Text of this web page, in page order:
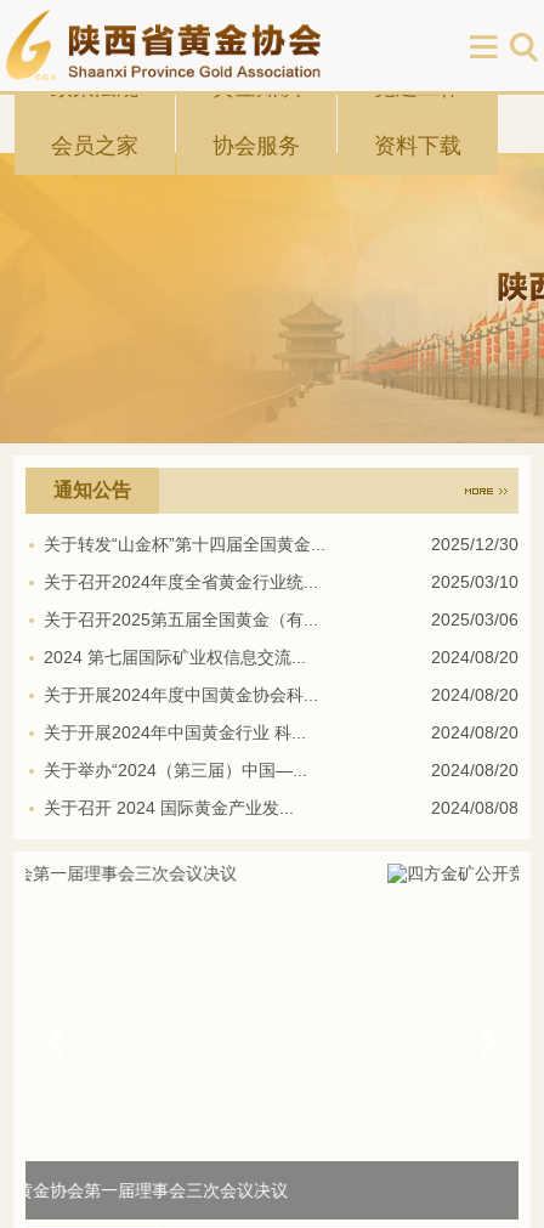
协会首页 协会概况
政策法规 黄金知识 党建工作
会员之家 协会服务 资料下载
通知公告
关于转发“山金杯”第十四届全国黄金...
2025/12/30
关于召开2024年度全省黄金行业统...
2025/03/10
关于召开2025第五届全国黄金（有...
2025/03/06
2024 第七届国际矿业权信息交流...
2024/08/20
关于开展2024年度中国黄金协会科...
2024/08/20
关于开展2024年中国黄金行业 科...
2024/08/20
关于举办“2024（第三届）中国—...
2024/08/20
关于召开 2024 国际黄金产业发...
2024/08/08
议 四方金矿公开竞聘中层干部